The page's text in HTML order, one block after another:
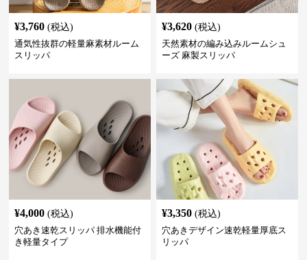
¥3,760 (税込)
通気性抜群の軽量麻素材ルーム
スリッパ
¥3,620 (税込)
天然素材の編み込みルームシュ
ーズ 麻製スリッパ
¥4,000 (税込)
穴あき速乾スリッパ 排水機能付
き軽量タイプ
¥3,350 (税込)
穴あきデザイン速乾軽量厚底ス
リッパ